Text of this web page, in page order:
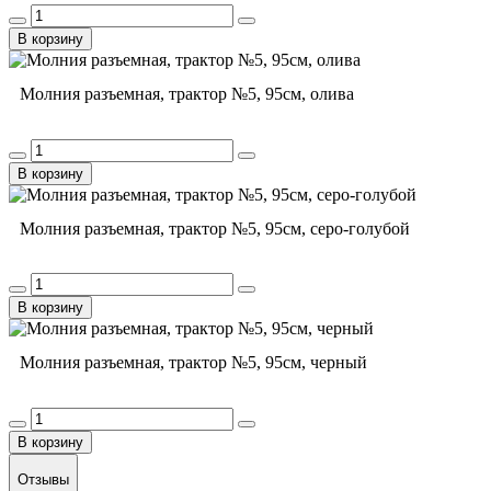
В корзину
Молния разъемная, трактор №5, 95см, олива
В корзину
Молния разъемная, трактор №5, 95см, серо-голубой
В корзину
Молния разъемная, трактор №5, 95см, черный
В корзину
Отзывы